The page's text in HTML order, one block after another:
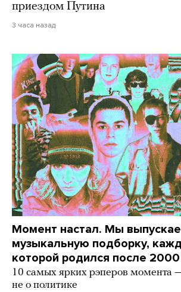
приездом Путина
3 часа назад
Момент настал. Мы
музыкальную подборку,
которой родился после
10 самых ярких рэперов момента
не о политике